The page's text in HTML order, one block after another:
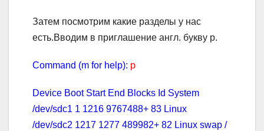
Затем посмотрим какие разделы у нас
есть.Вводим в приглашение англ. букву p.
Command (m for help): p
Device Boot Start End Blocks Id System
/dev/sdc1 1 1216 9767488+ 83 Linux
/dev/sdc2 1217 1277 489982+ 82 Linux swap /